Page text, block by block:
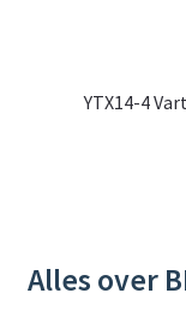
YTX14-4
Alles over